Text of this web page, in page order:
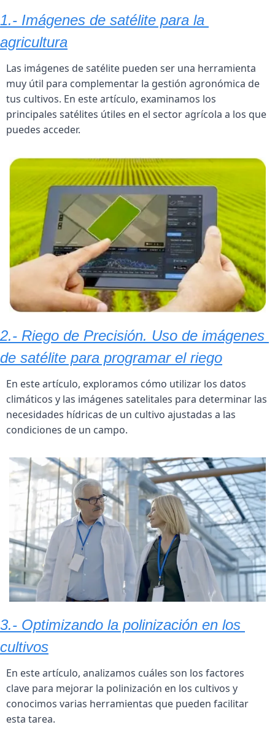
1.- Imágenes de satélite para la
agricultura
Las imágenes de satélite pueden ser una herramienta
muy útil para complementar la gestión agronómica de
tus cultivos. En este artículo, examinamos los
principales satélites útiles en el sector agrícola a los que
puedes acceder.
2.- Riego de Precisión. Uso de imágenes
de satélite para programar el riego
En este artículo, exploramos cómo utilizar los datos
climáticos y las imágenes satelitales para determinar las
necesidades hídricas de un cultivo ajustadas a las
condiciones de un campo.
3.- Optimizando la polinización en los
cultivos
En este artículo, analizamos cuáles son los factores
clave para mejorar la polinización en los cultivos y
conocimos varias herramientas que pueden facilitar
esta tarea.